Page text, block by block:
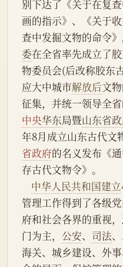
别下达了《关于在复
画的指示》、《关于
查中发掘文物的命令
委在全省率先成立了
物委员会(后改称胶东
应大中城市解放后文物
征集，并统一领导全省
中央华东局暨山东省
年8月成立山东古代文
省政府的名义发布《
存古代文物令》。
中华人民共和国建立
管理工作得到了各级
府和社会各界的重视
门为主， 公安、 司法
海关、城乡建设、外